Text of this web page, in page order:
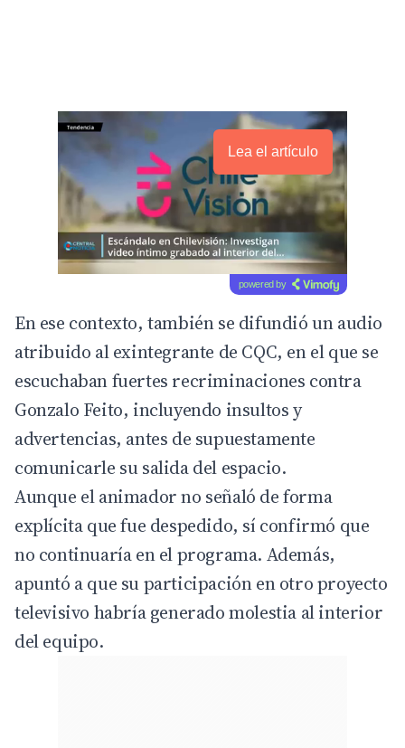
Lea el artículo
powered by
En ese contexto, también se difundió un audio
atribuido al exintegrante de CQC, en el que se
escuchaban fuertes recriminaciones contra
Gonzalo Feito, incluyendo insultos y
advertencias, antes de supuestamente
comunicarle su salida del espacio.
Aunque el animador no señaló de forma
explícita que fue despedido, sí confirmó que
no continuaría en el programa. Además,
apuntó a que su participación en otro proyecto
televisivo habría generado molestia al interior
del equipo.